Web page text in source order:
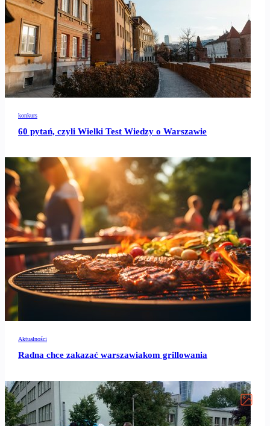
konkurs
60 pytań, czyli Wielki Test Wiedzy o Warszawie
Aktualności
Radna chce zakazać warszawiakom grillowania